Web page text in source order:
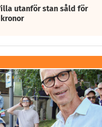
utanför stan såld för